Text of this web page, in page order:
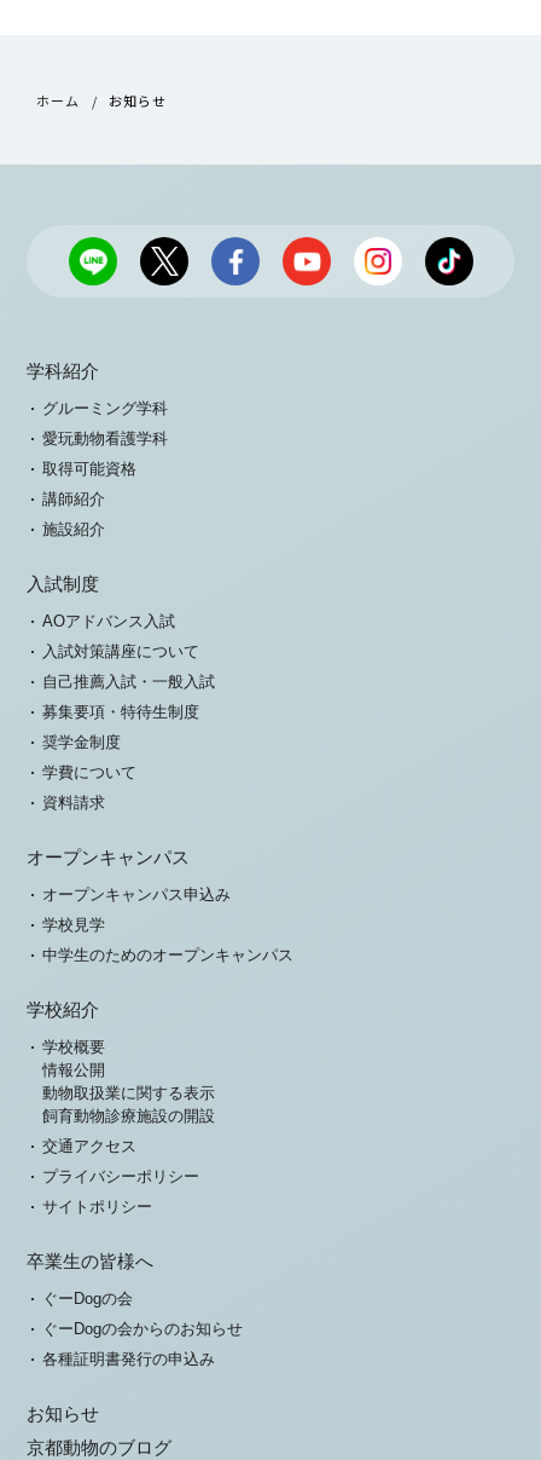
ホーム お知らせ
学科紹介
グルーミング学科
愛玩動物看護学科
取得可能資格
講師紹介
施設紹介
入試制度
AOアドバンス入試
入試対策講座について
自己推薦入試・一般入試
募集要項・特待生制度
奨学金制度
学費について
資料請求
オープンキャンパス
オープンキャンパス申込み
学校見学
中学生のためのオープンキャンパス
学校紹介
学校概要
情報公開
動物取扱業に関する表示
飼育動物診療施設の開設
交通アクセス
プライバシーポリシー
サイトポリシー
卒業生の皆様へ
ぐーDogの会
ぐーDogの会からのお知らせ
各種証明書発行の申込み
お知らせ
京都動物のブログ